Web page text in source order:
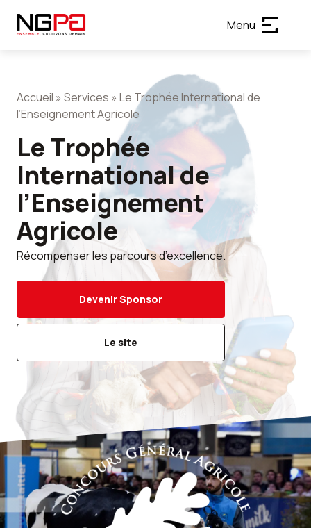
Menu
Accueil » Services » Le Trophée International de
l’Enseignement Agricole
Le Trophée
International de
l’Enseignement
Agricole
Récompenser les parcours d’excellence.
Devenir Sponsor
Le site